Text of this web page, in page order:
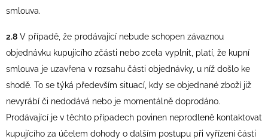
smlouva.
2.8 V případě, že prodávající nebude schopen závaznou
objednávku kupujícího zčásti nebo zcela vyplnit, platí, že kupní
smlouva je uzavřena v rozsahu části objednávky, u níž došlo ke
shodě. To se týká především situací, kdy se objednané zboží již
nevyrábí či nedodává nebo je momentálně doprodáno.
Prodávající je v těchto případech povinen neprodleně kontaktovat
kupujícího za účelem dohody o dalším postupu při vyřízení části